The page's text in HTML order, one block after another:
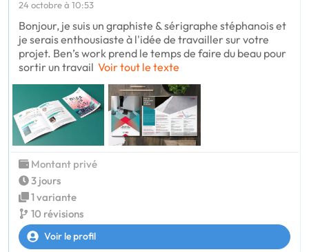
24 octobre à 10:53
Bonjour, je suis un graphiste & sérigraphe stéphanois et
je serais enthousiaste à l'idée de travailler sur votre
projet. Ben’s work prend le temps de faire du beau pour
sortir un travail Voir tout le texte
Montant privé
3 jours
1 variante
10 révisions
Voir le profil